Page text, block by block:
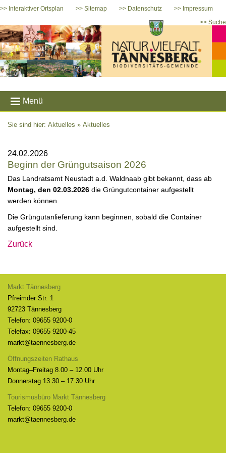
>> Interaktiver Ortsplan >> Sitemap >> Datenschutz
>> Impressum
>> Suche
Menü
Sie sind hier: Aktuelles » Aktuelles
24.02.2026
Beginn der Grüngutsaison 2026
Das Landratsamt Neustadt a.d. Waldnaab gibt bekannt, dass ab
Montag, den 02.03.2026 die Grüngutcontainer aufgestellt
werden können.
Die Grüngutanlieferung kann beginnen, sobald die Container
aufgestellt sind.
Zurück
Markt Tännesberg
Pfreimder Str. 1
92723 Tännesberg
Telefon: 09655 9200-0
Telefax: 09655 9200-45
markt@taennesberg.de
Öffnungszeiten Rathaus
Montag–Freitag 8.00 – 12.00 Uhr
Donnerstag 13.30 – 17.30 Uhr
Tourismusbüro Markt Tännesberg
Telefon: 09655 9200-0
markt@taennesberg.de